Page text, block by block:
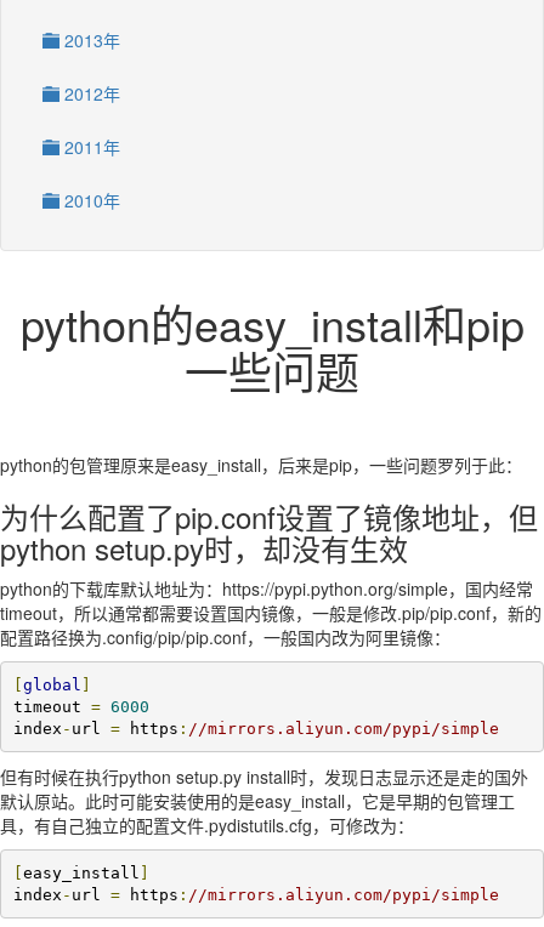
2013年
2012年
2011年
2010年
python的easy_install和pip
一些问题
python的包管理原来是easy_install，后来是pip，一些问题罗列于此：
为什么配置了pip.conf设置了镜像地址，但
python setup.py时，却没有生效
python的下载库默认地址为：https://pypi.python.org/simple，国内经常
timeout，所以通常都需要设置国内镜像，一般是修改.pip/pip.conf，新的
配置路径换为.config/pip/pip.conf，一般国内改为阿里镜像：
[global ]
timeout = 6000
index - url = https : //mirrors.aliyun.com/pypi/simple
但有时候在执行python setup.py install时，发现日志显示还是走的国外
默认原站。此时可能安装使用的是easy_install，它是早期的包管理工
具，有自己独立的配置文件.pydistutils.cfg，可修改为：
[easy_install ]
index - url = https : //mirrors.aliyun.com/pypi/simple